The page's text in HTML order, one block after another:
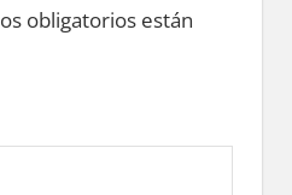
obligatorios están